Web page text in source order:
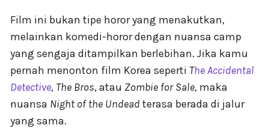
Film ini bukan tipe horor yang menakutkan,
melainkan komedi-horor dengan nuansa camp
yang sengaja ditampilkan berlebihan. Jika kamu
pernah menonton film Korea seperti The Accidental
Detective, The Bros, atau Zombie for Sale, maka
nuansa Night of the Undead terasa berada di jalur
yang sama.